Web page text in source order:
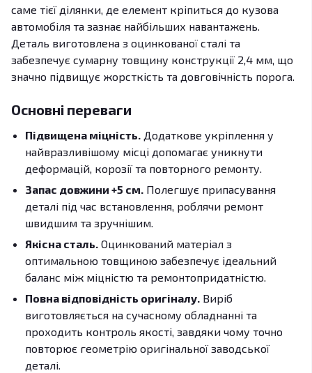
саме тієї ділянки, де елемент кріпиться до кузова
автомобіля та зазнає найбільших навантажень.
Деталь виготовлена з оцинкованої сталі та
забезпечує сумарну товщину конструкції 2,4 мм, що
значно підвищує жорсткість та довговічність порога.
Основні переваги
Підвищена міцність. Додаткове укріплення у
найвразливішому місці допомагає уникнути
деформацій, корозії та повторного ремонту.
Запас довжини +5 см. Полегшує припасування
деталі під час встановлення, роблячи ремонт
швидшим та зручнішим.
Якісна сталь. Оцинкований матеріал з
оптимальною товщиною забезпечує ідеальний
баланс між міцністю та ремонтопридатністю.
Повна відповідність оригіналу. Виріб
виготовляється на сучасному обладнанні та
проходить контроль якості, завдяки чому точно
повторює геометрію оригінальної заводської
деталі.